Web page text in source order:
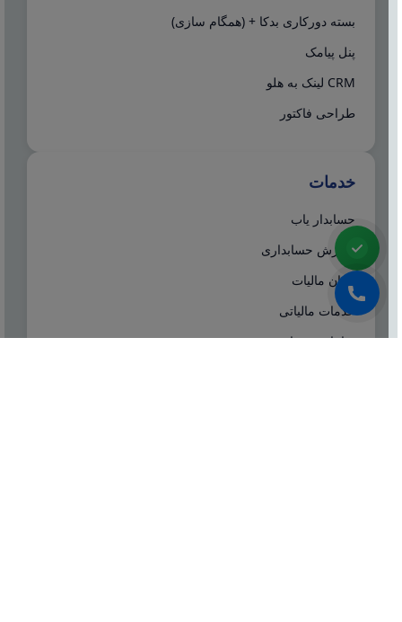
بسته دورکاری بدکا + (همگام سازی)
پنل پیامک
CRM لینک به هلو
طراحی فاکتور
خدمات
حسابدار یاب
آموزش حسابداری
ایران مالیات
خدمات مالیاتی
سامانه مودیان